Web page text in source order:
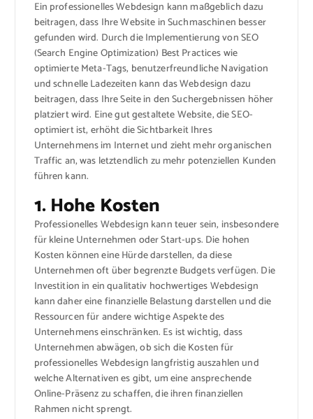
Ein professionelles Webdesign kann maßgeblich dazu
beitragen, dass Ihre Website in Suchmaschinen besser
gefunden wird. Durch die Implementierung von SEO
(Search Engine Optimization) Best Practices wie
optimierte Meta-Tags, benutzerfreundliche Navigation
und schnelle Ladezeiten kann das Webdesign dazu
beitragen, dass Ihre Seite in den Suchergebnissen höher
platziert wird. Eine gut gestaltete Website, die SEO-
optimiert ist, erhöht die Sichtbarkeit Ihres
Unternehmens im Internet und zieht mehr organischen
Traffic an, was letztendlich zu mehr potenziellen Kunden
führen kann.
1. Hohe Kosten
Professionelles Webdesign kann teuer sein, insbesondere
für kleine Unternehmen oder Start-ups. Die hohen
Kosten können eine Hürde darstellen, da diese
Unternehmen oft über begrenzte Budgets verfügen. Die
Investition in ein qualitativ hochwertiges Webdesign
kann daher eine finanzielle Belastung darstellen und die
Ressourcen für andere wichtige Aspekte des
Unternehmens einschränken. Es ist wichtig, dass
Unternehmen abwägen, ob sich die Kosten für
professionelles Webdesign langfristig auszahlen und
welche Alternativen es gibt, um eine ansprechende
Online-Präsenz zu schaffen, die ihren finanziellen
Rahmen nicht sprengt.